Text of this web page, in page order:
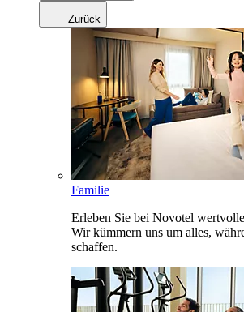
Zurück
Familie
Erleben Sie bei Novotel
Wir kümmern uns um alles,
schaffen.